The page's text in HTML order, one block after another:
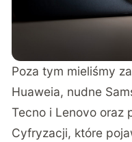
Poza tym mieliśmy
Huaweia, nudne
Tecno i Lenovo oraz
Cyfryzacji, które